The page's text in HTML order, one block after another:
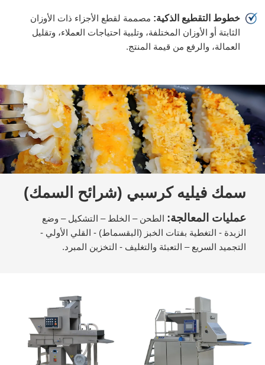
خطوط التقطيع الذكية: مصممة لقطع الأجزاء ذات الأوزان
الثابتة أو الأوزان المختلفة، وتلبية احتياجات العملاء، وتقليل
العمالة، والرفع من قيمة المنتج.
سمك فيليه كرسبي (شرائح السمك)
عمليات المعالجة: الطحن – الخلط – التشكيل – وضع
الزبدة - التغطية بفتات الخبز (البقسماط) - القلي الأولي -
التجميد السريع – التعبئة والتغليف - التخزين المبرد.